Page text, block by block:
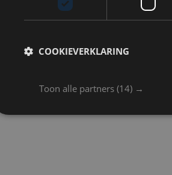
Toon alle partners (14) →
COOKIEVERKLARING